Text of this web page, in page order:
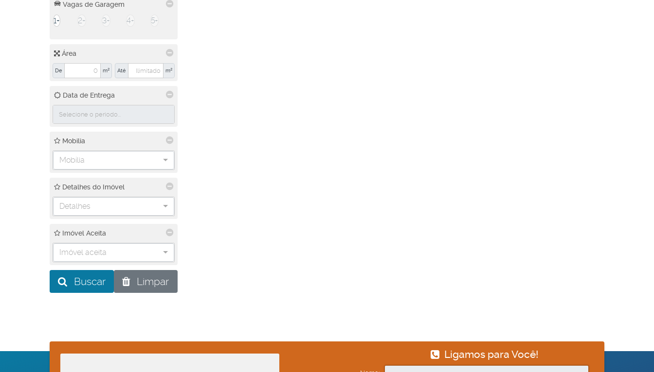
Vagas de Garagem
1+ 2+ 3+ 4+ 5+
Área
De m² Até m²
Data de Entrega
Mobilia
Mobília
Detalhes do Imóvel
Detalhes
Imóvel Aceita
Imóvel aceita
Buscar Limpar
Ligamos para Você!